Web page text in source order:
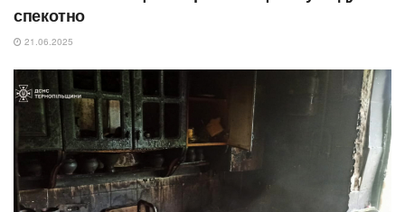
спекотно
21.06.2025